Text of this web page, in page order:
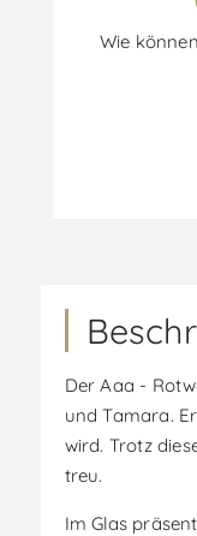
Wie
Der Aaa -
und Tamara.
wird. Trotz
treu.
Im Glas